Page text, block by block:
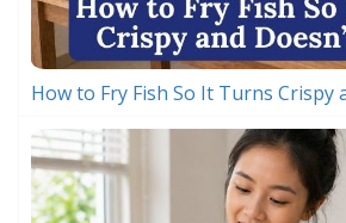
How to Fry Fish So It Turns Crispy